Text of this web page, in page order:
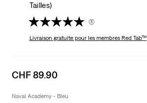
Tailles)
(8)
Livraison gratuitepour les membres Red Tab™
Sale
is
CHF 89.90
Naval Academy - Bleu